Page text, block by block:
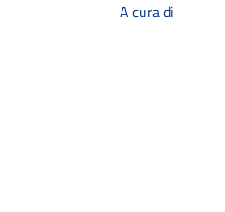
A cura di